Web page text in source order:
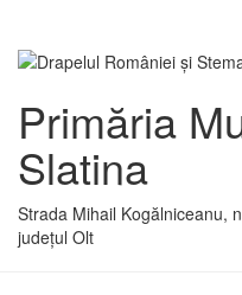
Primăria
Slatina
Strada Mihail Kogălniceanu,
județul Olt